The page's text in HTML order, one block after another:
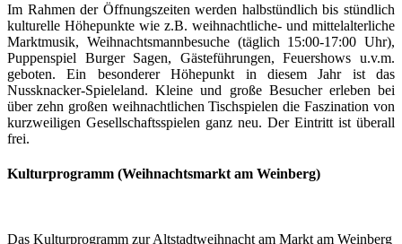
Im Rahmen der Öffnungszeiten werden halbstündlich bis stündlich
kulturelle Höhepunkte wie z.B. weihnachtliche- und mittelalterliche
Marktmusik, Weihnachtsmannbesuche (täglich 15:00-17:00 Uhr),
Puppenspiel Burger Sagen, Gästeführungen, Feuershows u.v.m.
geboten. Ein besonderer Höhepunkt in diesem Jahr ist das
Nussknacker-Spieleland. Kleine und große Besucher erleben bei
über zehn großen weihnachtlichen Tischspielen die Faszination von
kurzweiligen Gesellschaftsspielen ganz neu. Der Eintritt ist überall
frei.
Kulturprogramm (Weihnachtsmarkt am Weinberg)
Das Kulturprogramm zur Altstadtweihnacht am Markt am Weinberg